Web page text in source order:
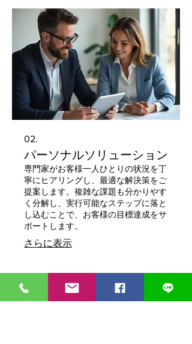
02.
パーソナルソリューション
専門家がお客様一人ひとりの状況を丁
寧にヒアリングし、最適な解決策をご
提案します。複雑な課題も分かりやす
く分解し、実行可能なステップに落と
し込むことで、お客様の目標達成をサ
ポートします。
さらに表示